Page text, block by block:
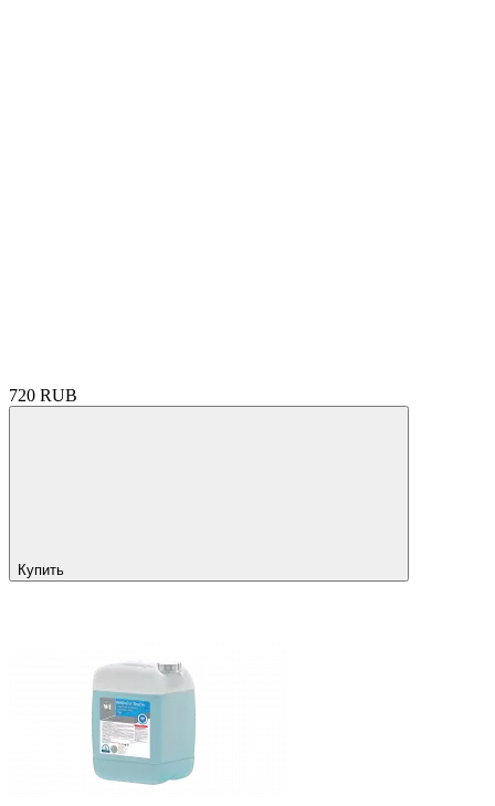
720 RUB
Купить